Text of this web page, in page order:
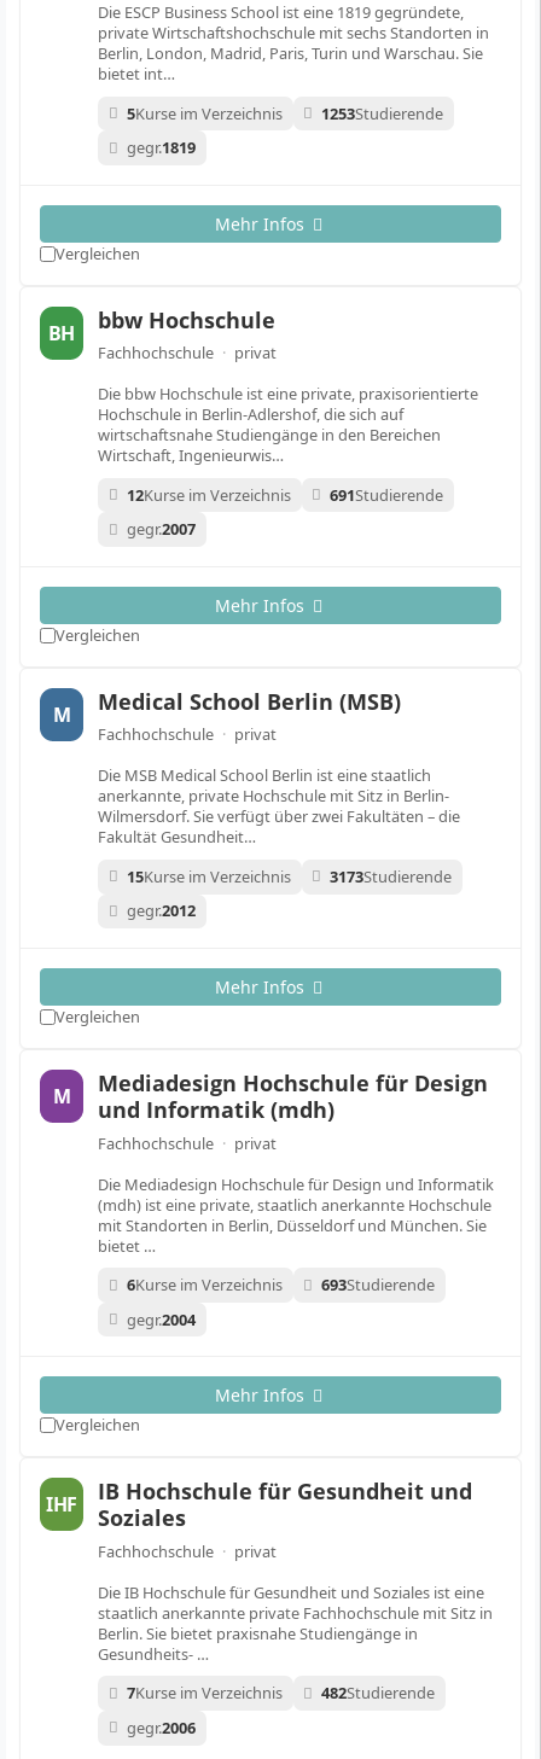
Die ESCP Business School ist eine 1819 gegründete,
private Wirtschaftshochschule mit sechs Standorten in
Berlin, London, Madrid, Paris, Turin und Warschau. Sie
bietet int…
5Kurse im Verzeichnis 1253Studierende
gegr.1819
Mehr Infos
Vergleichen
BH bbw Hochschule
Fachhochschule · privat
Die bbw Hochschule ist eine private, praxisorientierte
Hochschule in Berlin-Adlershof, die sich auf
wirtschaftsnahe Studiengänge in den Bereichen
Wirtschaft, Ingenieurwis…
12Kurse im Verzeichnis 691Studierende
gegr.2007
Mehr Infos
Vergleichen
M Medical School Berlin (MSB)
Fachhochschule · privat
Die MSB Medical School Berlin ist eine staatlich
anerkannte, private Hochschule mit Sitz in Berlin-
Wilmersdorf. Sie verfügt über zwei Fakultäten – die
Fakultät Gesundheit…
15Kurse im Verzeichnis 3173Studierende
gegr.2012
Mehr Infos
Vergleichen
M
Mediadesign Hochschule für Design
und Informatik (mdh)
Fachhochschule · privat
Die Mediadesign Hochschule für Design und Informatik
(mdh) ist eine private, staatlich anerkannte Hochschule
mit Standorten in Berlin, Düsseldorf und München. Sie
bietet …
6Kurse im Verzeichnis 693Studierende
gegr.2004
Mehr Infos
Vergleichen
IHF
IB Hochschule für Gesundheit und
Soziales
Fachhochschule · privat
Die IB Hochschule für Gesundheit und Soziales ist eine
staatlich anerkannte private Fachhochschule mit Sitz in
Berlin. Sie bietet praxisnahe Studiengänge in
Gesundheits- …
7Kurse im Verzeichnis 482Studierende
gegr.2006